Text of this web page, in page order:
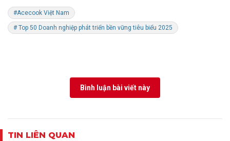
#Acecook Việt Nam
# Top 50 Doanh nghiệp phát triển bền vững tiêu biểu 2025
Bình luận bài viết này
TIN LIÊN QUAN